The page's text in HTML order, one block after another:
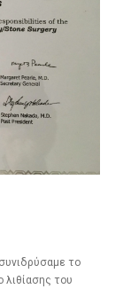
το
λιθίασης του